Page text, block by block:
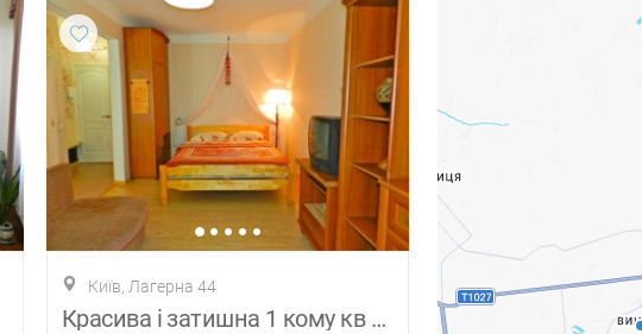
Київ, Лагерна 44
Красива і затишна 1 кому кв м. Нивки